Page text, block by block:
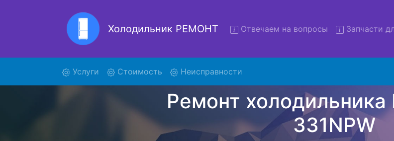
Холодильник РЕМОНТ Отвечаем на вопросы Запчасти
Услуги (current)Стоимость Неисправности
Ремонт холодильников с вывозом - чтобы клиент не
поиски курьерской службы, наш мастер сам заберет
331NPW и отвезет в сервисный центр. Ремонт
осуществляется внутри сервисного центра, тем самым
мастера как закончит с ремонтом. Перед тем как